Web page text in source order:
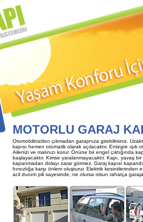
MOTORLU GARAJ
Otomobilinizden çıkmadan garajınıza girebilirsiniz.
kapısı hemen otomatik olarak açılacaktır. Entegre
Ailenizi ve malınızı korur. Önüne bir engel çıktığında
başlayacaktır. Kimse yaralanmayacaktır. Kapı, yavaş
kapanmadan dolayı zarar görmez. Garaj kapısı
hırsızlığa karşı önlem oluşturur. Elektrik kesintilerinden
acil durum pili sayesinde, ne olursa olsun rahatça garaja